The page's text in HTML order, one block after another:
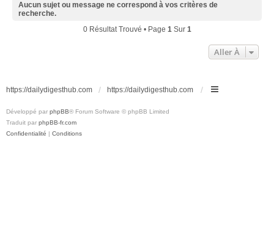
Aucun sujet ou message ne correspond à vos critères de
recherche.
0 Résultat Trouvé • Page 1Sur 1
Aller À
https://dailydigesthub.com https://dailydigesthub.com
Développé par phpBB® Forum Software © phpBB Limited
Traduit par phpBB-fr.com
Confidentialité | Conditions